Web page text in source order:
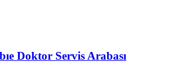
Doktor Servis Arabası